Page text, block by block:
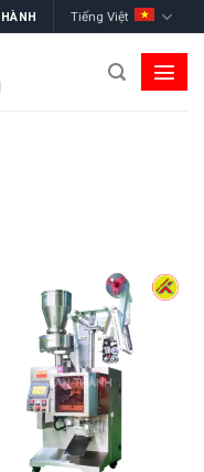
Tiếng Việt